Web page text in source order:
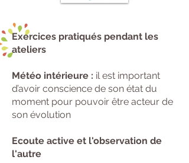
Exercices pratiqués pendant les
ateliers
Météo intérieure : il est important
d’avoir conscience de son état du
moment pour pouvoir être acteur de
son évolution
Ecoute active et l'observation de
l'autre